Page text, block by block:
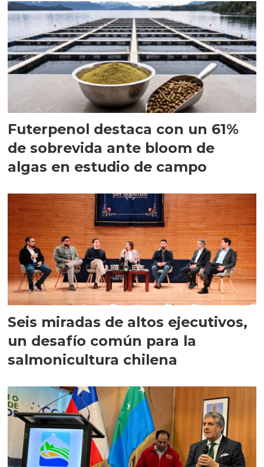
Futerpenol destaca con un 61%
de sobrevida ante bloom de
algas en estudio de campo
Seis miradas de altos ejecutivos,
un desafío común para la
salmonicultura chilena